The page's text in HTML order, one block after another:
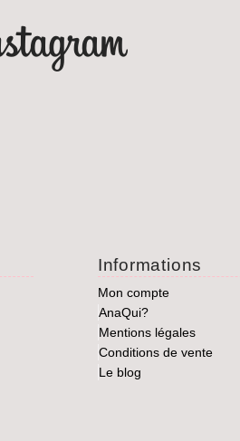
Informations
Mon compte
AnaQui?
Mentions légales
Conditions de vente
Le blog